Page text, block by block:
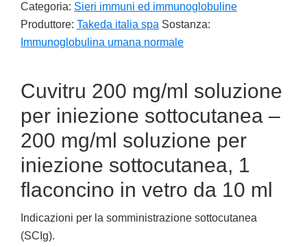
Categoria: Sieri immuni ed immunoglobuline
Produttore: Takeda italia spa Sostanza:
Immunoglobulina umana normale
Cuvitru 200 mg/ml soluzione
per iniezione sottocutanea –
200 mg/ml soluzione per
iniezione sottocutanea, 1
flaconcino in vetro da 10 ml
Indicazioni per la somministrazione sottocutanea
(SCIg).